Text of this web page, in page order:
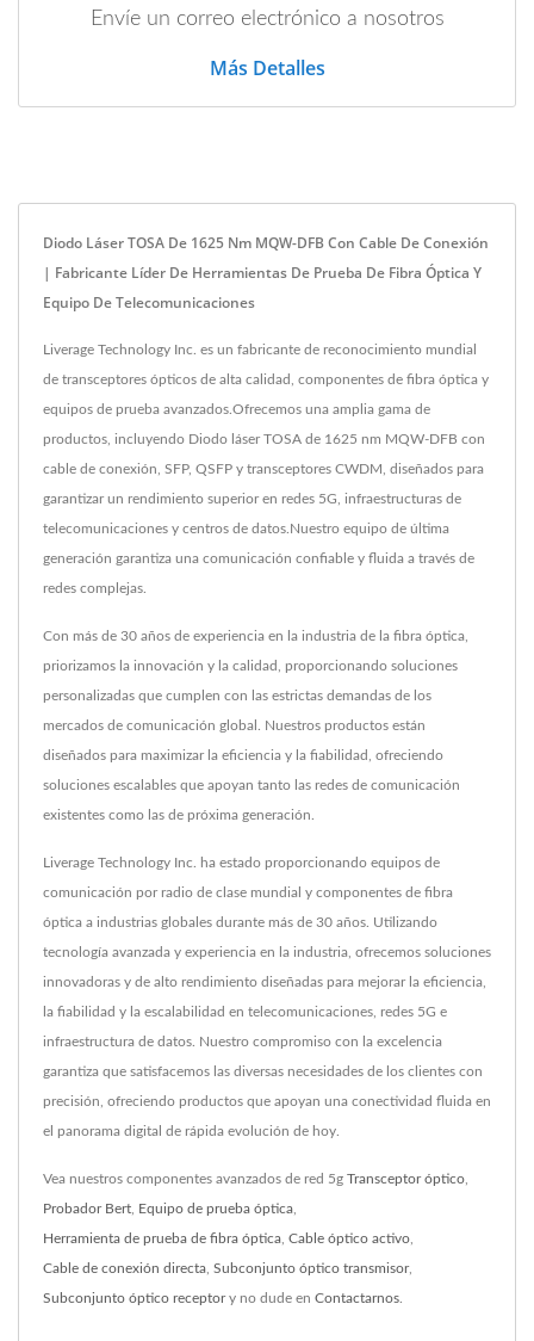
Envíe un correo electrónico a nosotros
Más Detalles
Diodo Láser TOSA De 1625 Nm MQW-DFB Con Cable De Conexión
| Fabricante Líder De Herramientas De Prueba De Fibra Óptica Y
Equipo De Telecomunicaciones
Liverage Technology Inc. es un fabricante de reconocimiento mundial
de transceptores ópticos de alta calidad, componentes de fibra óptica y
equipos de prueba avanzados.Ofrecemos una amplia gama de
productos, incluyendo Diodo láser TOSA de 1625 nm MQW-DFB con
cable de conexión, SFP, QSFP y transceptores CWDM, diseñados para
garantizar un rendimiento superior en redes 5G, infraestructuras de
telecomunicaciones y centros de datos.Nuestro equipo de última
generación garantiza una comunicación confiable y fluida a través de
redes complejas.
Con más de 30 años de experiencia en la industria de la fibra óptica,
priorizamos la innovación y la calidad, proporcionando soluciones
personalizadas que cumplen con las estrictas demandas de los
mercados de comunicación global. Nuestros productos están
diseñados para maximizar la eficiencia y la fiabilidad, ofreciendo
soluciones escalables que apoyan tanto las redes de comunicación
existentes como las de próxima generación.
Liverage Technology Inc. ha estado proporcionando equipos de
comunicación por radio de clase mundial y componentes de fibra
óptica a industrias globales durante más de 30 años. Utilizando
tecnología avanzada y experiencia en la industria, ofrecemos soluciones
innovadoras y de alto rendimiento diseñadas para mejorar la eficiencia,
la fiabilidad y la escalabilidad en telecomunicaciones, redes 5G e
infraestructura de datos. Nuestro compromiso con la excelencia
garantiza que satisfacemos las diversas necesidades de los clientes con
precisión, ofreciendo productos que apoyan una conectividad fluida en
el panorama digital de rápida evolución de hoy.
Vea nuestros componentes avanzados de red 5g Transceptor óptico
Probador Bert Equipo de prueba óptica
Herramienta de prueba de fibra óptica Cable óptico activo
Cable de conexión directa Subconjunto óptico transmisor,
Subconjunto óptico receptory no dude en Contactarnos